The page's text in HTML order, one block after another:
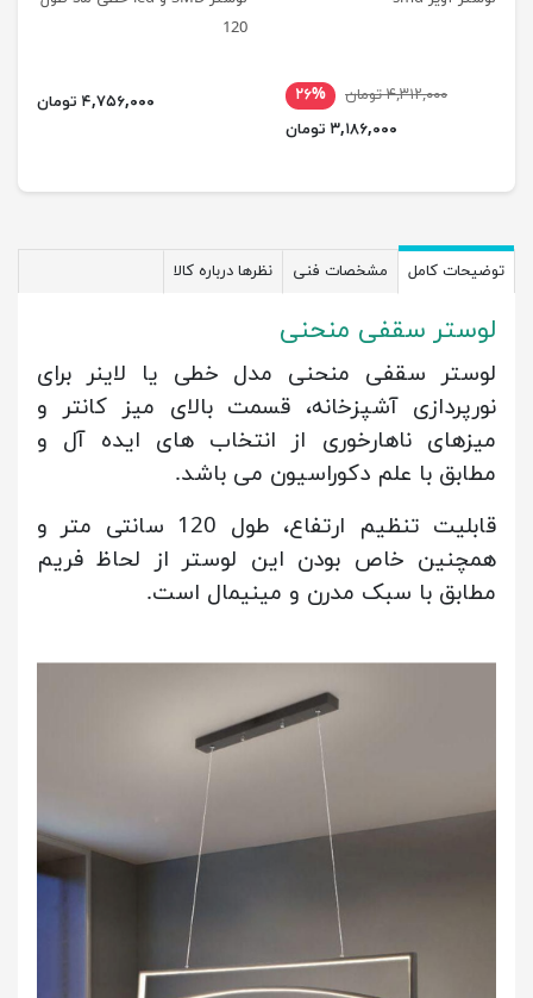
۴,۳۱۲,۰۰۰ تومان
۲۶%
۳,۱۸۶,۰۰۰ تومان
120
۴,۷۵۶,۰۰۰ تومان
توضیحات کامل مشخصات فنی نظرها درباره کالا
لوستر سقفی منحنی
لوستر سقفی منحنی مدل خطی یا لاینر برای
نورپردازی آشپزخانه، قسمت بالای میز کانتر و
میزهای ناهارخوری از انتخاب های ایده آل و
مطابق با علم دکوراسیون می باشد.
قابلیت تنظیم ارتفاع، طول 120 سانتی متر و
همچنین خاص بودن این لوستر از لحاظ فریم
مطابق با سبک مدرن و مینیمال است.